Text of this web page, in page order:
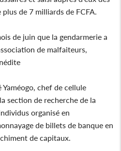
de 7 milliards de FCFA.
de juin que la gendarmerie a
de malfaiteurs,
chef de cellule
section de recherche de la
organisé en
de billets de banque en
de capitaux.